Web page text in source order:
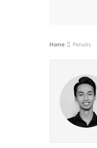
Home Penulis